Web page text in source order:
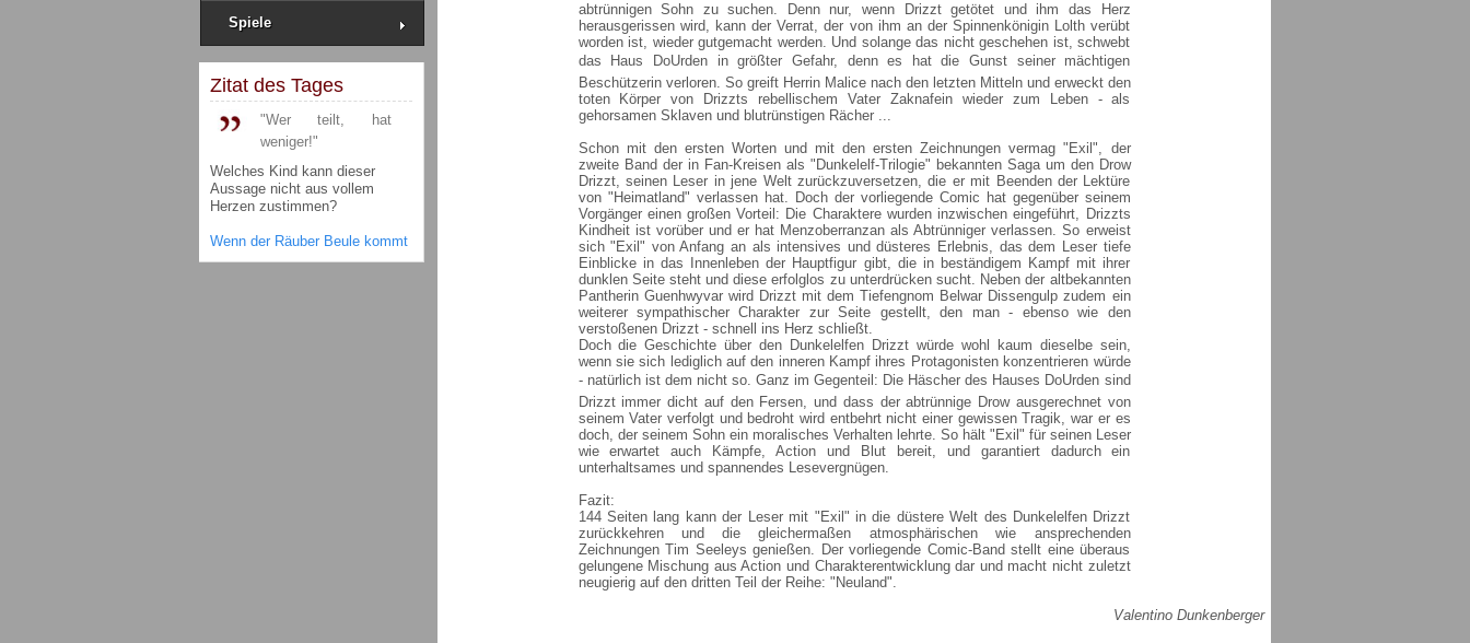
Spiele
Zitat des Tages
"Wer teilt, hat
weniger!"
Welches Kind kann dieser
Aussage nicht aus vollem
Herzen zustimmen?
Wenn der Räuber Beule kommt
abtrünnigen Sohn zu suchen. Denn nur, wenn Drizzt getötet und ihm das Herz
herausgerissen wird, kann der Verrat, der von ihm an der Spinnenkönigin Lolth verübt
worden ist, wieder gutgemacht werden. Und solange das nicht geschehen ist, schwebt
das Haus DoUrden in größter Gefahr, denn es hat die Gunst seiner mächtigen
Beschützerin verloren. So greift Herrin Malice nach den letzten Mitteln und erweckt den
toten Körper von Drizzts rebellischem Vater Zaknafein wieder zum Leben - als
gehorsamen Sklaven und blutrünstigen Rächer ...
Schon mit den ersten Worten und mit den ersten Zeichnungen vermag "Exil", der
zweite Band der in Fan-Kreisen als "Dunkelelf-Trilogie" bekannten Saga um den Drow
Drizzt, seinen Leser in jene Welt zurückzuversetzen, die er mit Beenden der Lektüre
von "Heimatland" verlassen hat. Doch der vorliegende Comic hat gegenüber seinem
Vorgänger einen großen Vorteil: Die Charaktere wurden inzwischen eingeführt, Drizzts
Kindheit ist vorüber und er hat Menzoberranzan als Abtrünniger verlassen. So erweist
sich "Exil" von Anfang an als intensives und düsteres Erlebnis, das dem Leser tiefe
Einblicke in das Innenleben der Hauptfigur gibt, die in beständigem Kampf mit ihrer
dunklen Seite steht und diese erfolglos zu unterdrücken sucht. Neben der altbekannten
Pantherin Guenhwyvar wird Drizzt mit dem Tiefengnom Belwar Dissengulp zudem ein
weiterer sympathischer Charakter zur Seite gestellt, den man - ebenso wie den
verstoßenen Drizzt - schnell ins Herz schließt.
Doch die Geschichte über den Dunkelelfen Drizzt würde wohl kaum dieselbe sein,
wenn sie sich lediglich auf den inneren Kampf ihres Protagonisten konzentrieren würde
- natürlich ist dem nicht so. Ganz im Gegenteil: Die Häscher des Hauses DoUrden sind
Drizzt immer dicht auf den Fersen, und dass der abtrünnige Drow ausgerechnet von
seinem Vater verfolgt und bedroht wird entbehrt nicht einer gewissen Tragik, war er es
doch, der seinem Sohn ein moralisches Verhalten lehrte. So hält "Exil" für seinen Leser
wie erwartet auch Kämpfe, Action und Blut bereit, und garantiert dadurch ein
unterhaltsames und spannendes Lesevergnügen.
Fazit:
144 Seiten lang kann der Leser mit "Exil" in die düstere Welt des Dunkelelfen Drizzt
zurückkehren und die gleichermaßen atmosphärischen wie ansprechenden
Zeichnungen Tim Seeleys genießen. Der vorliegende Comic-Band stellt eine überaus
gelungene Mischung aus Action und Charakterentwicklung dar und macht nicht zuletzt
neugierig auf den dritten Teil der Reihe: "Neuland".
Valentino Dunkenberger